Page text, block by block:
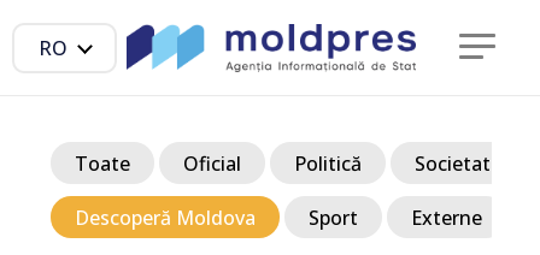
RO
Toate Oficial Politică Societate
Descoperă Moldova Sport Externe